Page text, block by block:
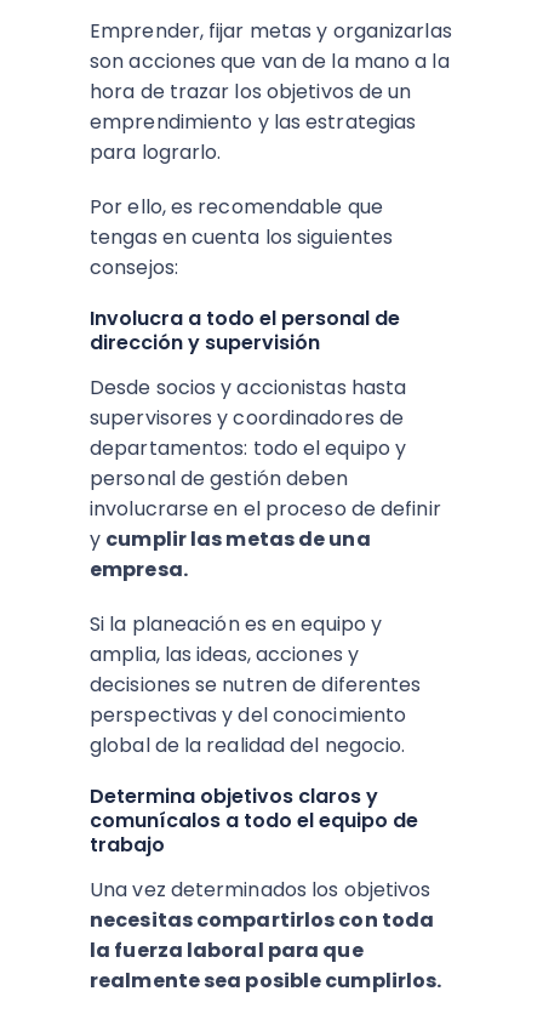
Emprender, fijar metas y organizarlas
son acciones que van de la mano a la
hora de trazar los objetivos de un
emprendimiento y las estrategias
para lograrlo.
Por ello, es recomendable que
tengas en cuenta los siguientes
consejos:
Involucra a todo el personal de
dirección y supervisión
Desde socios y accionistas hasta
supervisores y coordinadores de
departamentos: todo el equipo y
personal de gestión deben
involucrarse en el proceso de definir
y cumplir las metas de una
empresa.
Si la planeación es en equipo y
amplia, las ideas, acciones y
decisiones se nutren de diferentes
perspectivas y del conocimiento
global de la realidad del negocio.
Determina objetivos claros y
comunícalos a todo el equipo de
trabajo
Una vez determinados los objetivos
necesitas compartirlos con toda
la fuerza laboral para que
realmente sea posible cumplirlos.